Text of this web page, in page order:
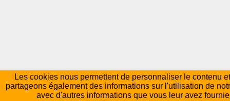
Les cookies nous permettent de personnaliser le contenu
partageons également des informations sur l'utilisation de
avec d'autres informations que vous leur avez